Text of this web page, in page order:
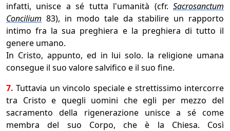
infatti, unisce a sé tutta l'umanità (cfr. Sacrosanctum
Concilium 83), in modo tale da stabilire un rapporto
intimo fra la sua preghiera e la preghiera di tutto il
genere umano.
In Cristo, appunto, ed in lui solo. la religione umana
consegue il suo valore salvifico e il suo fine.
7. Tuttavia un vincolo speciale e strettissimo intercorre
tra Cristo e quegli uomini che egli per mezzo del
sacramento della rigenerazione unisce a sé come
membra del suo Corpo, che è la Chiesa. Così